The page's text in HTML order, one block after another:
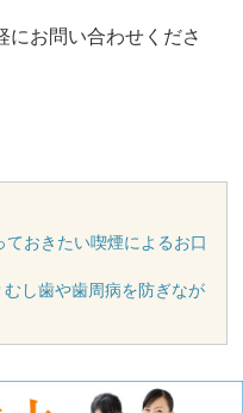
にお問い合わせくださ
おきたい喫煙によるお口
し歯や歯周病を防ぎなが